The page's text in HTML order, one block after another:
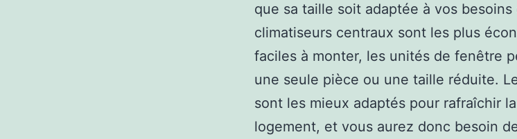
que sa taille soit adaptée à vos
climatiseurs centraux sont les plus
faciles à monter, les unités de fenêtre
une seule pièce ou une taille réduite.
sont les mieux adaptés pour rafraîchir
logement, et vous aurez donc besoin